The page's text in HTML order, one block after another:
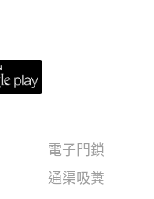
電子門鎖
通渠吸糞